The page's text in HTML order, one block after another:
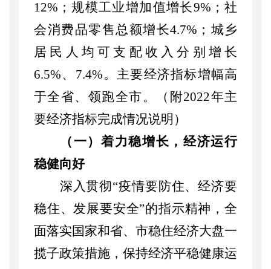
12%；规模工业增加值增长9%；社
会消费品零售总额增长4.7% ； 城乡
居民人均可支配收入分别增长
6.5%、7.4%。主要经济指标增幅高
于全省、领跑全市。
（ 附2022年主
要经济指标完成情况说明 ）
（一）着力稳增长，经济运行
稳健向好
深入贯彻“疫情要防住、经济要
稳住、发展要安全”的指示精神，全
面落实国家和省、市稳住经济大盘一
揽子政策措施，保持经济平稳健康运